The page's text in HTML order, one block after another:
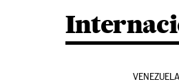
VENEZUELA